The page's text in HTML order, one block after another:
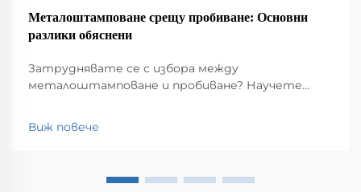
Металоштамповане срещу пробиване: Основни
разлики обяснени
Затруднявате се с избора между
металоштамповане и пробиване? Научете
разходите и сложността на дизайна – и кой
метод да изберете за производство в големи
Виж повече